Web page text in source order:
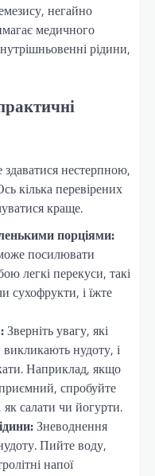
негайно
медичного
рідини,
нестерпною,
кілька перевірених
краще.
порціями:
посилювати
легкі перекуси, такі
сухофрукти, і їжте
Зверніть увагу, які
нудоту, і
Наприклад, якщо
спробуйте
як салати чи йогурти.
Зневоднення
Пийте воду,
напої